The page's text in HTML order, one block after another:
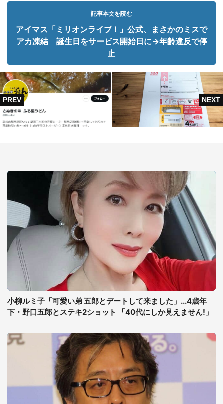
記事本文を読む
アイマス「ミリオンライブ！」公式、まさかのミスで
アカ凍結 誕生日をサービス開始日に→年齢違反で停
止
小柳ルミ子「可愛い弟 五郎とデートして来ました」...4歳年
下・野口五郎とステキ2ショット 「40代にしか見えません!」